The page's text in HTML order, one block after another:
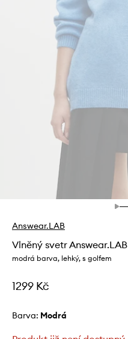
Answear.LAB
Vlněný svetr Answear.LAB
modrá barva, lehký, s golfem
1299 Kč
Barva: modrá